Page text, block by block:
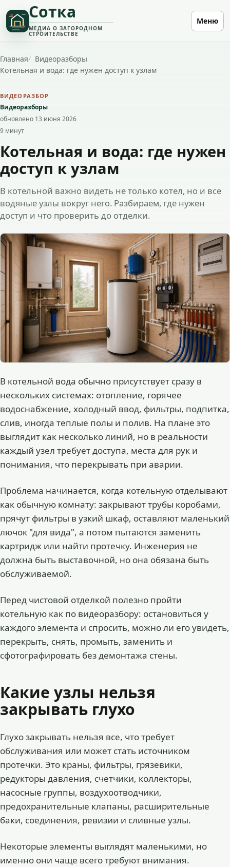
Сотка
МЕДИА О ЗАГОРОДНОМ
СТРОИТЕЛЬСТВЕ
Меню
Главная
Видеоразборы
Котельная и вода: где нужен доступ к узлам
ВИДЕОРАЗБОР
Видеоразборы
обновлено 13 июня 2026
9 минут
Котельная и вода: где нужен
доступ к узлам
В котельной важно видеть не только котел, но и все
водяные узлы вокруг него. Разбираем, где нужен
доступ и что проверить до отделки.
В котельной вода обычно присутствует сразу в
нескольких системах: отопление, горячее
водоснабжение, холодный ввод, фильтры, подпитка,
слив, иногда теплые полы и полив. На плане это
выглядит как несколько линий, но в реальности
каждый узел требует доступа, места для рук и
понимания, что перекрывать при аварии.
Проблема начинается, когда котельную отделывают
как обычную комнату: закрывают трубы коробами,
прячут фильтры в узкий шкаф, оставляют маленький
лючок "для вида", а потом пытаются заменить
картридж или найти протечку. Инженерия не
должна быть выставочной, но она обязана быть
обслуживаемой.
Перед чистовой отделкой полезно пройти
котельную как по видеоразбору: остановиться у
каждого элемента и спросить, можно ли его увидеть,
перекрыть, снять, промыть, заменить и
сфотографировать без демонтажа стены.
Какие узлы нельзя
закрывать глухо
Глухо закрывать нельзя все, что требует
обслуживания или может стать источником
протечки. Это краны, фильтры, грязевики,
редукторы давления, счетчики, коллекторы,
насосные группы, воздухоотводчики,
предохранительные клапаны, расширительные
баки, соединения, ревизии и сливные узлы.
Некоторые элементы выглядят маленькими, но
именно они чаще всего требуют внимания.